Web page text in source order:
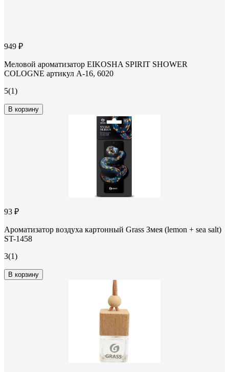
949 ₽
Меловой ароматизатор EIKOSHA SPIRIT SHOWER
COLOGNE артикул A-16, 6020
5(1)
В корзину
93 ₽
Ароматизатор воздуха картонный Grass Змея (lemon + sea salt)
ST-1458
3(1)
В корзину